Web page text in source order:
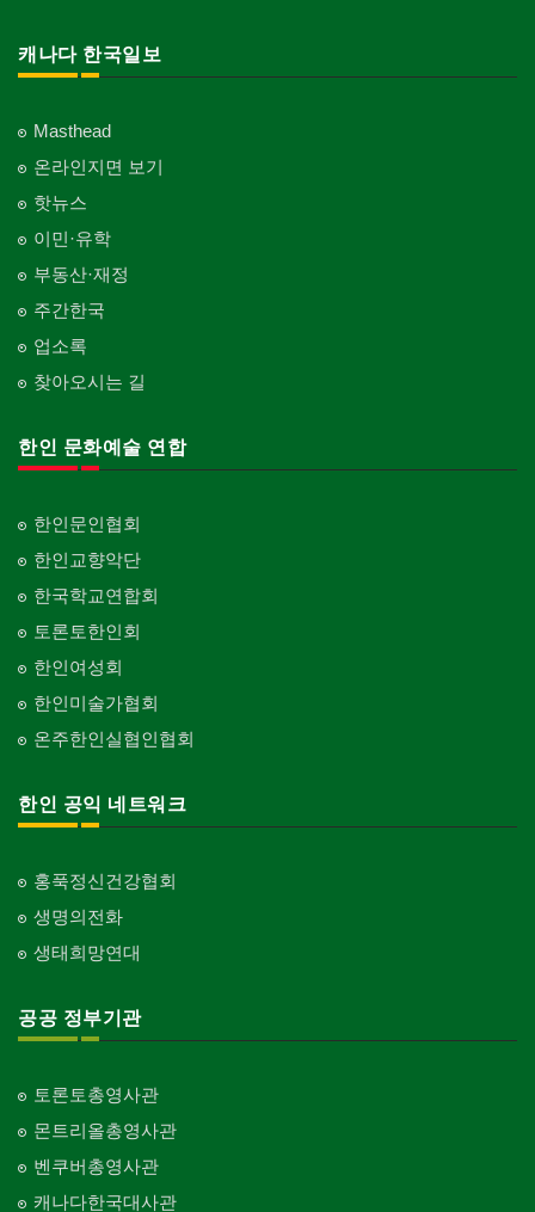
캐나다 한국일보
Masthead
온라인지면 보기
핫뉴스
이민·유학
부동산·재정
주간한국
업소록
찾아오시는 길
한인 문화예술 연합
한인문인협회
한인교향악단
한국학교연합회
토론토한인회
한인여성회
한인미술가협회
온주한인실협인협회
한인 공익 네트워크
홍푹정신건강협회
생명의전화
생태희망연대
공공 정부기관
토론토총영사관
몬트리올총영사관
벤쿠버총영사관
캐나다한국대사관